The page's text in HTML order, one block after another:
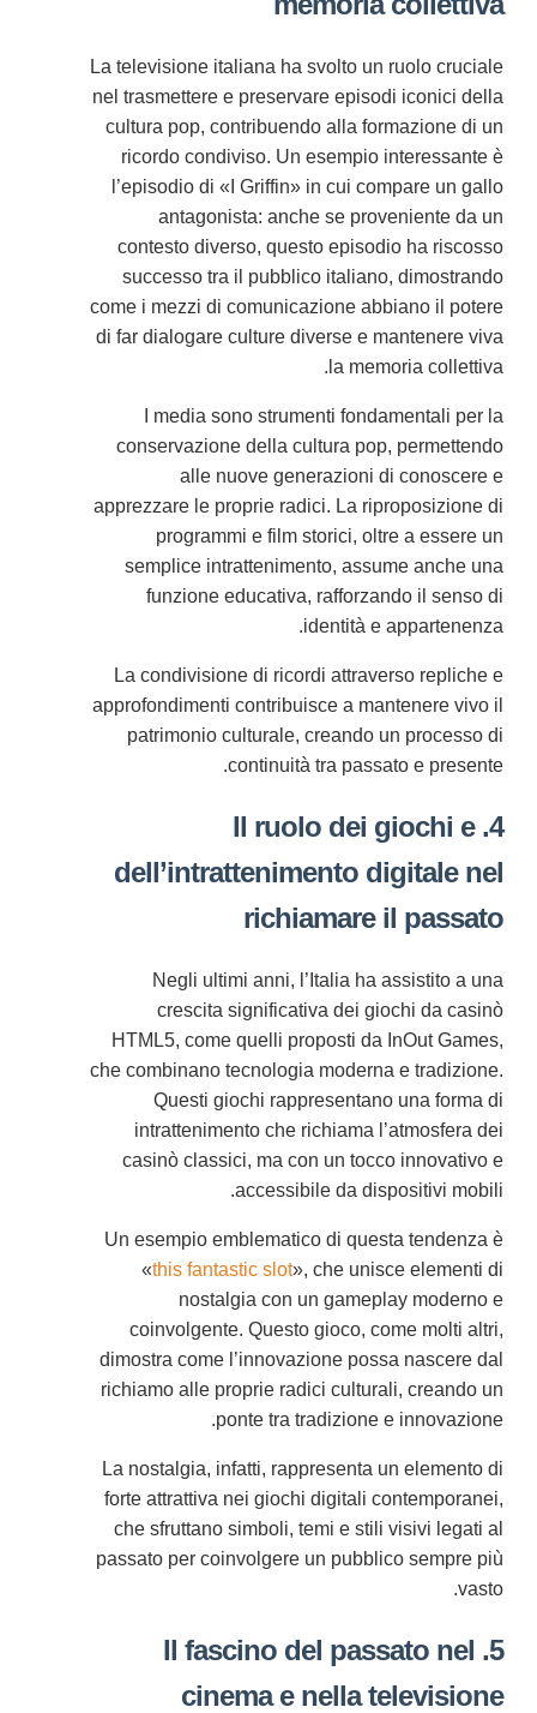
La televisione italiana ha svolto un ruolo cruciale
nel trasmettere e preservare episodi iconici della
cultura pop, contribuendo alla formazione di un
ricordo condiviso. Un esempio interessante è
l’episodio di «I Griffin» in cui compare un gallo
antagonista: anche se proveniente da un
contesto diverso, questo episodio ha riscosso
successo tra il pubblico italiano, dimostrando
come i mezzi di comunicazione abbiano il potere
di far dialogare culture diverse e mantenere viva
la memoria collettiva.
I media sono strumenti fondamentali per la
conservazione della cultura pop, permettendo
alle nuove generazioni di conoscere e
apprezzare le proprie radici. La riproposizione di
programmi e film storici, oltre a essere un
semplice intrattenimento, assume anche una
funzione educativa, rafforzando il senso di
identità e appartenenza.
La condivisione di ricordi attraverso repliche e
approfondimenti contribuisce a mantenere vivo il
patrimonio culturale, creando un processo di
continuità tra passato e presente.
4. Il ruolo dei giochi e
dell’intrattenimento digitale nel
richiamare il passato
Negli ultimi anni, l’Italia ha assistito a una
crescita significativa dei giochi da casinò
HTML5, come quelli proposti da InOut Games,
che combinano tecnologia moderna e tradizione.
Questi giochi rappresentano una forma di
intrattenimento che richiama l’atmosfera dei
casinò classici, ma con un tocco innovativo e
accessibile da dispositivi mobili.
Un esempio emblematico di questa tendenza è
«this fantastic slot», che unisce elementi di
nostalgia con un gameplay moderno e
coinvolgente. Questo gioco, come molti altri,
dimostra come l’innovazione possa nascere dal
richiamo alle proprie radici culturali, creando un
ponte tra tradizione e innovazione.
La nostalgia, infatti, rappresenta un elemento di
forte attrattiva nei giochi digitali contemporanei,
che sfruttano simboli, temi e stili visivi legati al
passato per coinvolgere un pubblico sempre più
vasto.
5. Il fascino del passato nel
cinema e nella televisione